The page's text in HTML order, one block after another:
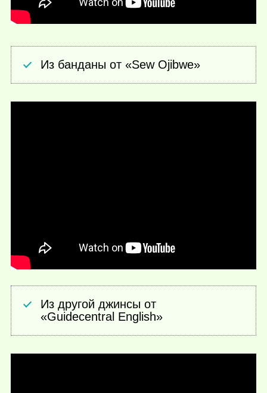
Из банданы от «Sew Ojibwe»
Из другой джинсы от
«Guidecentral English»